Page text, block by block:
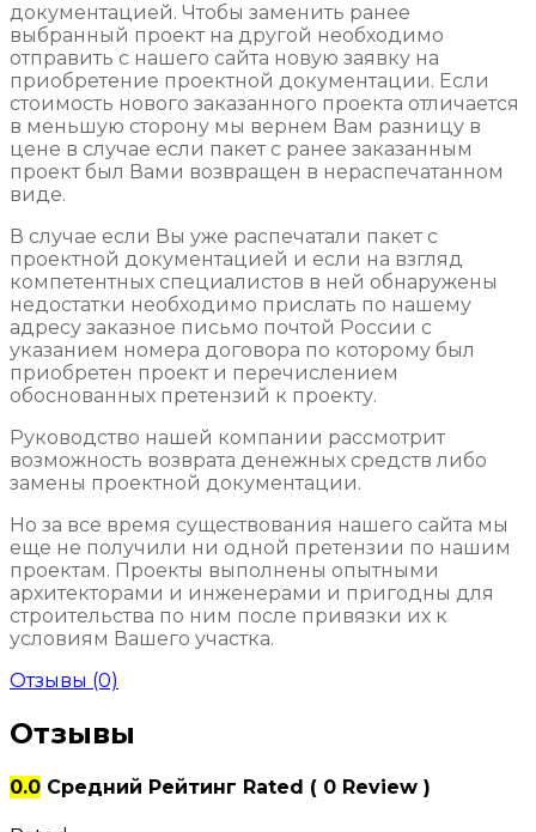
документацией. Чтобы заменить ранее
выбранный проект на другой необходимо
отправить с нашего сайта новую заявку на
приобретение проектной документации. Если
стоимость нового заказанного проекта отличается
в меньшую сторону мы вернем Вам разницу в
цене в случае если пакет с ранее заказанным
проект был Вами возвращен в нераспечатанном
виде.
В случае если Вы уже распечатали пакет с
проектной документацией и если на взгляд
компетентных специалистов в ней обнаружены
недостатки необходимо прислать по нашему
адресу заказное письмо почтой России с
указанием номера договора по которому был
приобретен проект и перечислением
обоснованных претензий к проекту.
Руководство нашей компании рассмотрит
возможность возврата денежных средств либо
замены проектной документации.
Но за все время существования нашего сайта мы
еще не получили ни одной претензии по нашим
проектам. Проекты выполнены опытными
архитекторами и инженерами и пригодны для
строительства по ним после привязки их к
условиям Вашего участка.
Отзывы (0)
Отзывы
0.0 Средний Рейтинг Rated ( 0 Review )